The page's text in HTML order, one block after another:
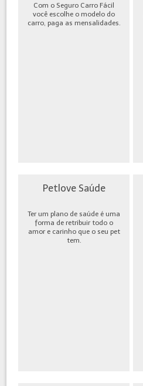
Com o Seguro Carro Fácil
você escolhe o modelo do
carro, paga as mensalidades.
Petlove Saúde
Ter um plano de saúde é uma
forma de retribuir todo o
amor e carinho que o seu pet
tem.